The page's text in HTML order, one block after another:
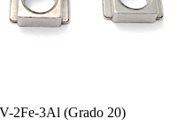
2Fe-3Al (Grado 20)